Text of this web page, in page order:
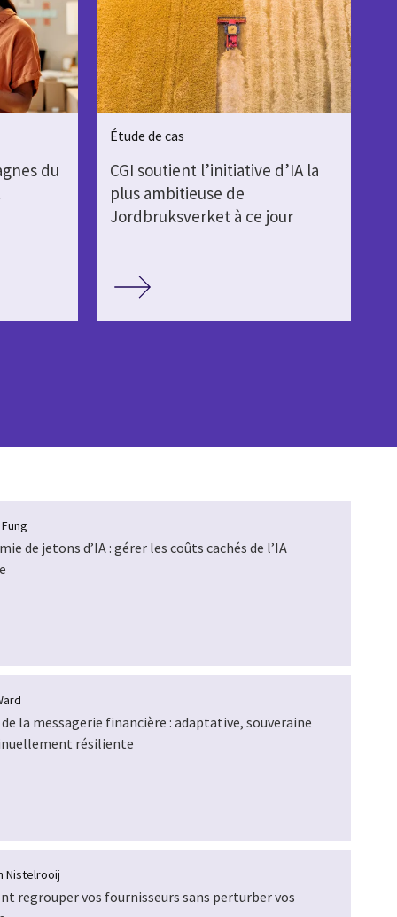
du
Étude de cas
CGI soutient l’initiative d’IA la
plus ambitieuse de
Jordbruksverket à ce jour
de jetons d’IA : gérer les coûts cachés de l’IA
de la messagerie financière : adaptative, souveraine
résiliente
Nistelrooij
regrouper vos fournisseurs sans perturber vos